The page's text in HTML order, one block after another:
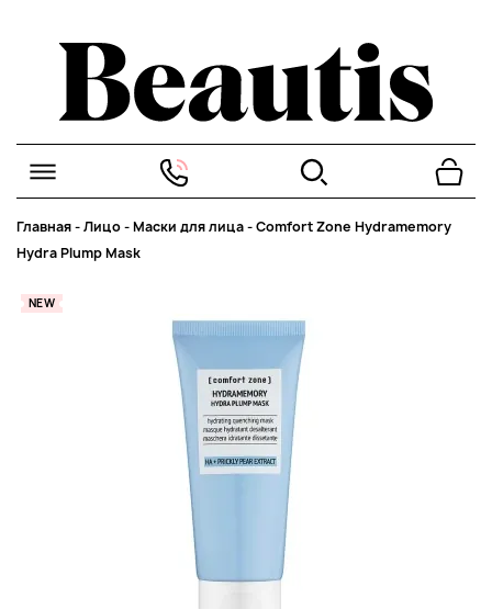
Главная-Лицо-Маски для лица-Comfort Zone Hydramemory
Hydra Plump Mask
NEW